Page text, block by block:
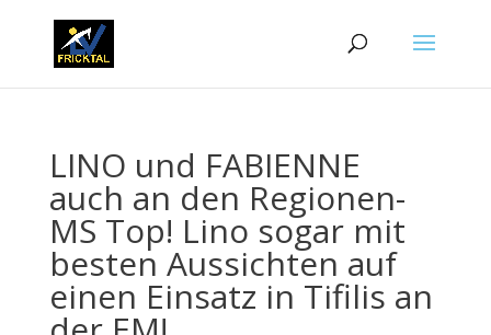
LINO und FABIENNE
auch an den Regionen-
MS Top! Lino sogar mit
besten Aussichten auf
einen Einsatz in Tifilis an